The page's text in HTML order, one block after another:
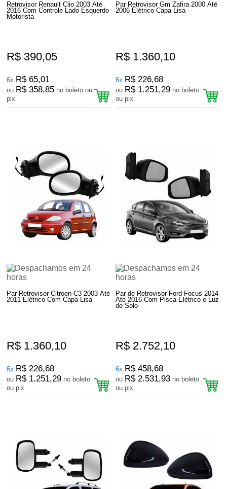
Retrovisor Renault Clio 2003 Até
2016 Com Controle Lado Esquerdo
Motorista
R$ 390,05
6x R$ 65,01
ou R$ 358,85 no boleto ou
pix
Par Retrovisor Gm Zafira 2000 Até
2006 Elétrico Capa Lisa
R$ 1.360,10
6x R$ 226,68
ou R$ 1.251,29 no boleto
ou pix
Par Retrovisor Citroen C3 2003 Até
2011 Elétrico Com Capa Lisa
R$ 1.360,10
6x R$ 226,68
ou R$ 1.251,29 no boleto
ou pix
Par de Retrovisor Ford Focus 2014
Até 2016 Com Pisca Elétrico e Luz
de Solo
R$ 2.752,10
6x R$ 458,68
ou R$ 2.531,93 no boleto
ou pix